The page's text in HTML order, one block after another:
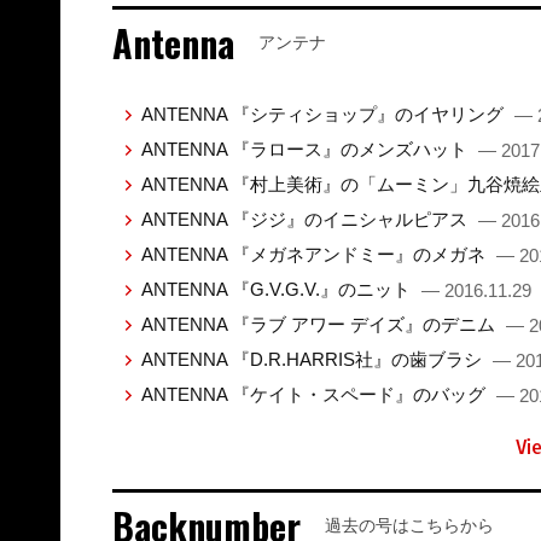
Antenna アンテナ
ANTENNA 『シティショップ』のイヤリング —
ANTENNA 『ラロース』のメンズハット
—
ANTENNA 『村上美術』の「ムーミン」九谷焼
ANTENNA 『ジジ』のイニシャルピアス
—
ANTENNA 『メガネアンドミー』のメガネ —
ANTENNA 『G.V.G.V.』のニット
— 2016.11.29
ANTENNA 『ラブ アワー デイズ』のデニム
—
ANTENNA 『D.R.HARRIS社』の歯ブラシ —
ANTENNA 『ケイト・スペード』のバッグ —
Backnumber 過去の号はこちらから